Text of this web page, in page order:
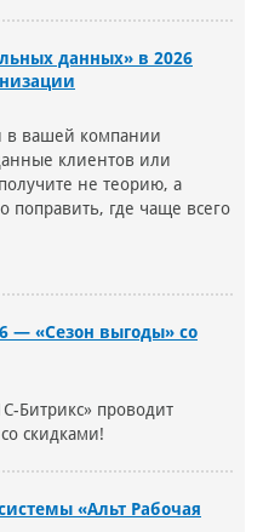
данных» в 2026
в вашей компании
клиентов или
не теорию, а
поправить, где чаще всего
— «Сезон выгоды» со
Битрикс» проводит
скидками!
«Альт Рабочая